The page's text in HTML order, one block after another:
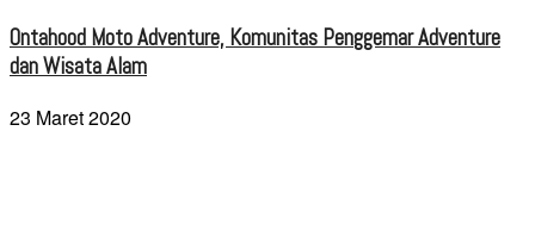
Ontahood Moto Adventure, Komunitas Penggemar Adventure
dan Wisata Alam
23 Maret 2020